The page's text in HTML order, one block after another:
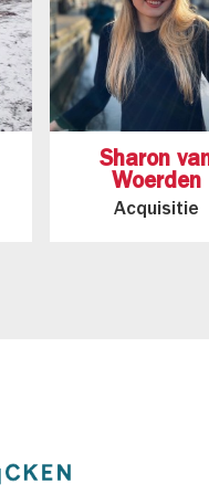
Sharon
Woerden
Acquisitie